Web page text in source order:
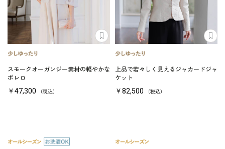
スモークオーガンジー素材の軽やかな
ボレロ
￥47,300 （税込）
上品で若々しく見えるジャカードジャ
ケット
￥82,500 （税込）